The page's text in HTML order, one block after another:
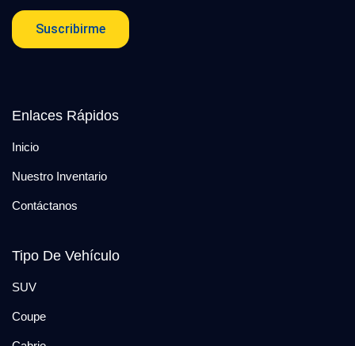
Suscribirme
Enlaces Rápidos
Inicio
Nuestro Inventario
Contáctanos
Tipo De Vehículo
SUV
Coupe